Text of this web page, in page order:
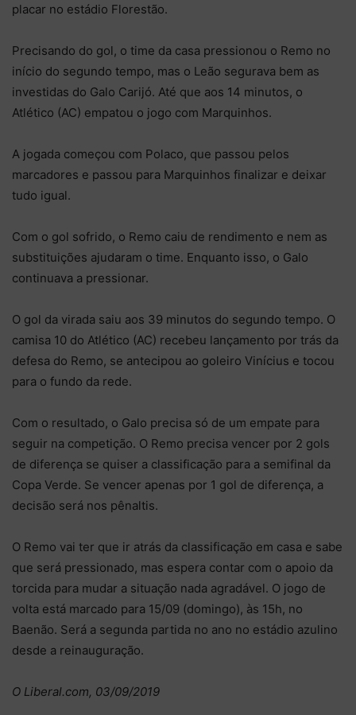
placar no estádio Florestão.
Precisando do gol, o time da casa pressionou o Remo no
início do segundo tempo, mas o Leão segurava bem as
investidas do Galo Carijó. Até que aos 14 minutos, o
Atlético (AC) empatou o jogo com Marquinhos.
A jogada começou com Polaco, que passou pelos
marcadores e passou para Marquinhos finalizar e deixar
tudo igual.
Com o gol sofrido, o Remo caiu de rendimento e nem as
substituições ajudaram o time. Enquanto isso, o Galo
continuava a pressionar.
O gol da virada saiu aos 39 minutos do segundo tempo. O
camisa 10 do Atlético (AC) recebeu lançamento por trás da
defesa do Remo, se antecipou ao goleiro Vinícius e tocou
para o fundo da rede.
Com o resultado, o Galo precisa só de um empate para
seguir na competição. O Remo precisa vencer por 2 gols
de diferença se quiser a classificação para a semifinal da
Copa Verde. Se vencer apenas por 1 gol de diferença, a
decisão será nos pênaltis.
O Remo vai ter que ir atrás da classificação em casa e sabe
que será pressionado, mas espera contar com o apoio da
torcida para mudar a situação nada agradável. O jogo de
volta está marcado para 15/09 (domingo), às 15h, no
Baenão. Será a segunda partida no ano no estádio azulino
desde a reinauguração.
O Liberal.com, 03/09/2019